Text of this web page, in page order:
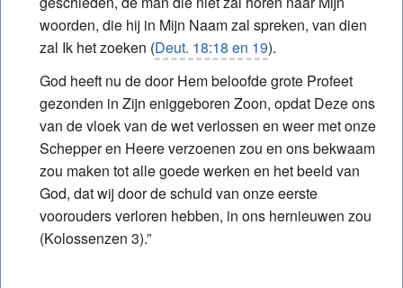
woorden, die hij in Mijn Naam zal spreken, van dien
zal Ik het zoeken (Deut. 18:18 en 19).
God heeft nu de door Hem beloofde grote Profeet
gezonden in Zijn eniggeboren Zoon, opdat Deze ons
van de vloek van de wet verlossen en weer met onze
Schepper en Heere verzoenen zou en ons bekwaam
zou maken tot alle goede werken en het beeld van
God, dat wij door de schuld van onze eerste
voorouders verloren hebben, in ons hernieuwen zou
(Kolossenzen 3).”